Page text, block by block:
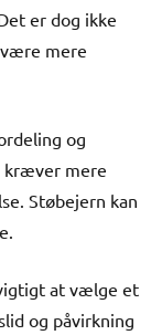
er dog ikke
mere
og
kræver mere
Støbejern kan
at vælge et
og påvirkning